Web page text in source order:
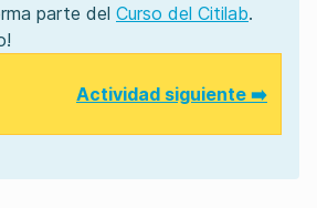
parte del Curso del Citilab.
Actividad siguiente ➡️